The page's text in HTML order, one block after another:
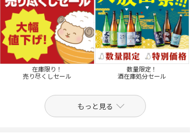
在庫限り！
売り尽くしセール
数量限定！
酒在庫処分セール
もっと見る